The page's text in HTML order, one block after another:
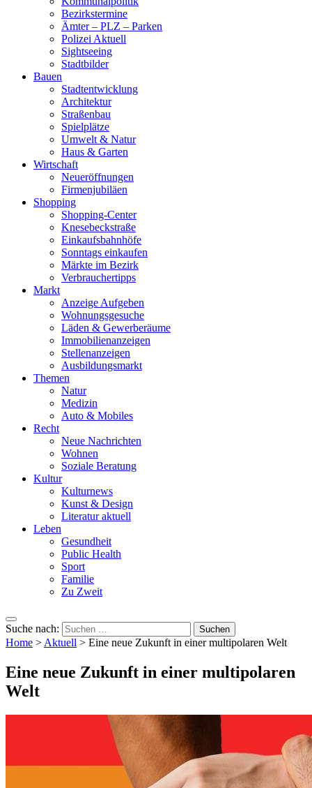
Bezirkstermine
Ämter – PLZ – Parken
Polizei Aktuell
Sightseeing
Stadtbilder
Bauen
Stadtentwicklung
Architektur
Straßenbau
Spielplätze
Umwelt & Natur
Haus & Garten
Wirtschaft
Neueröffnungen
Firmenjubiläen
Shopping
Shopping-Center
Knesebeckstraße
Einkaufsbahnhöfe
Sonntags einkaufen
Märkte im Bezirk
Verbrauchertipps
Markt
Anzeige Aufgeben
Wohnungsgesuche
Läden & Gewerberäume
Immobilienanzeigen
Stellenanzeigen
Ausbildungsmarkt
Themen
Natur
Medizin
Auto & Mobiles
Recht
Neue Nachrichten
Wohnen
Soziale Beratung
Kultur
Kulturnews
Kunst & Design
Literatur aktuell
Leben
Gesundheit
Public Health
Sport
Familie
Zu Zweit
Suche nach:
Home > Aktuell > Eine neue Zukunft in einer multipolaren Welt
Eine neue Zukunft in einer multipolaren
Welt